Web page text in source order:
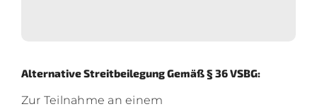
Alternative Streitbeilegung Gemäß § 36 VSBG:
Zur Teilnahme an einem